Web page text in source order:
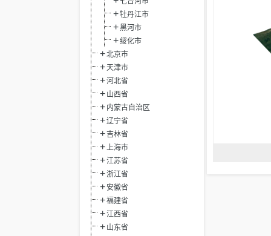
牡丹江市
黑河市
绥化市
北京市
天津市
河北省
山西省
内蒙古自治区
辽宁省
吉林省
上海市
江苏省
浙江省
安徽省
福建省
江西省
山东省